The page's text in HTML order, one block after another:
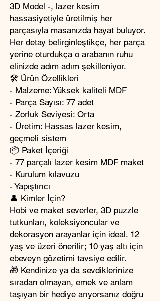
3D Model -, lazer kesim
hassasiyetiyle üretilmiş her
parçasıyla masanızda hayat buluyor.
Her detay belirginleştikçe, her parça
yerine oturdukça o arabanın ruhu
elinizde adım adım şekilleniyor.
🛠️ Ürün Özellikleri
- Malzeme: Yüksek kaliteli MDF
- Parça Sayısı: 77 adet
- Zorluk Seviyesi: Orta
- Üretim: Hassas lazer kesim,
geçmeli sistem
📦 Paket İçeriği
- 77 parçalı lazer kesim MDF maket
- Kurulum kılavuzu
- Yapıştırıcı
👤 Kimler İçin?
Hobi ve maket severler, 3D puzzle
tutkunları, koleksiyoncular ve
dekorasyon arayanlar için ideal. 12
yaş ve üzeri önerilir; 10 yaş altı için
ebeveyn gözetimi tavsiye edilir.
🎁 Kendinize ya da sevdiklerinize
sıradan olmayan, emek ve anlam
taşıyan bir hediye arıyorsanız doğru